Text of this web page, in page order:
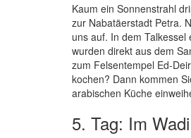
Kaum ein Sonnenstrahl
zur Nabatäerstadt Petra.
uns auf. In dem
wurden direkt aus dem
zum Felsentempel Ed-
kochen? Dann kommen
arabischen Küche
5. Tag: Im